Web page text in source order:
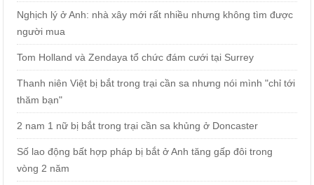
Nghịch lý ở Anh: nhà xây mới rất nhiều nhưng không tìm được
người mua
Tom Holland và Zendaya tổ chức đám cưới tại Surrey
Thanh niên Việt bị bắt trong trại cần sa nhưng nói mình "chỉ tới
thăm bạn"
2 nam 1 nữ bị bắt trong trại cần sa khủng ở Doncaster
Số lao động bất hợp pháp bị bắt ở Anh tăng gấp đôi trong
vòng 2 năm